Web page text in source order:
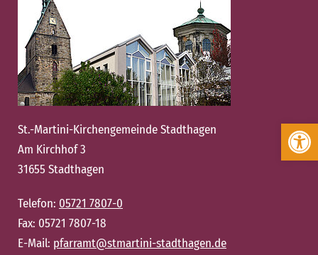
Werkzeugleiste öffnen
St.-Martini-Kirchengemeinde Stadthagen
Am Kirchhof 3
31655 Stadthagen
Telefon: 05721 7807-0
Fax: 05721 7807-18
E-Mail: pfarramt@stmartini-stadthagen.de